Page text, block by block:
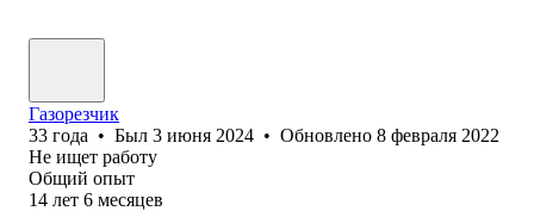
Газорезчик
33 года • Был 3 июня 2024 • Обновлено 8 февраля 2022
Не ищет работу
Общий опыт
14 лет 6 месяцев